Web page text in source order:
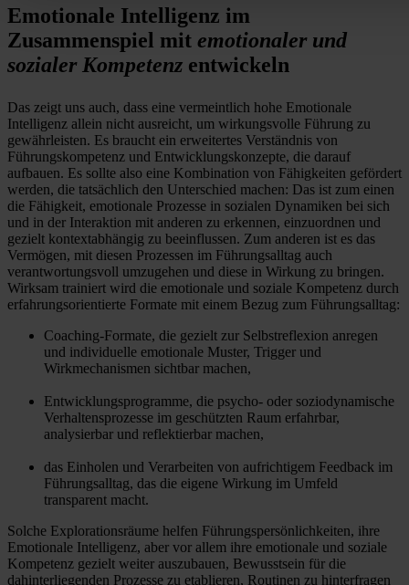
Emotionale Intelligenz im
Zusammenspiel mit emotionaler und
sozialer Kompetenz entwickeln
Das zeigt uns auch, dass eine vermeintlich hohe Emotionale
Intelligenz allein nicht ausreicht, um wirkungsvolle Führung zu
gewährleisten. Es braucht ein erweitertes Verständnis von
Führungskompetenz und Entwicklungskonzepte, die darauf
aufbauen. Es sollte also eine Kombination von Fähigkeiten gefördert
werden, die tatsächlich den Unterschied machen: Das ist zum einen
die Fähigkeit, emotionale Prozesse in sozialen Dynamiken bei sich
und in der Interaktion mit anderen zu erkennen, einzuordnen und
gezielt kontextabhängig zu beeinflussen. Zum anderen ist es das
Vermögen, mit diesen Prozessen im Führungsalltag auch
verantwortungsvoll umzugehen und diese in Wirkung zu bringen.
Wirksam trainiert wird die emotionale und soziale Kompetenz durch
erfahrungsorientierte Formate mit einem Bezug zum Führungsalltag:
Coaching-Formate, die gezielt zur Selbstreflexion anregen
und individuelle emotionale Muster, Trigger und
Wirkmechanismen sichtbar machen,
Entwicklungsprogramme, die psycho- oder soziodynamische
Verhaltensprozesse im geschützten Raum erfahrbar,
analysierbar und reflektierbar machen,
das Einholen und Verarbeiten von aufrichtigem Feedback im
Führungsalltag, das die eigene Wirkung im Umfeld
transparent macht.
Solche Explorationsräume helfen Führungspersönlichkeiten, ihre
Emotionale Intelligenz, aber vor allem ihre emotionale und soziale
Kompetenz gezielt weiter auszubauen, Bewusstsein für die
dahinterliegenden Prozesse zu etablieren, Routinen zu hinterfragen